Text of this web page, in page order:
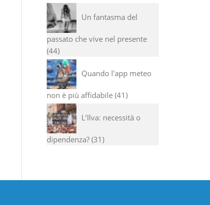
Un fantasma del
passato che vive nel presente
44
Quando l'app meteo
non è più affidabile 41
L’Ilva: necessità o
dipendenza? 31